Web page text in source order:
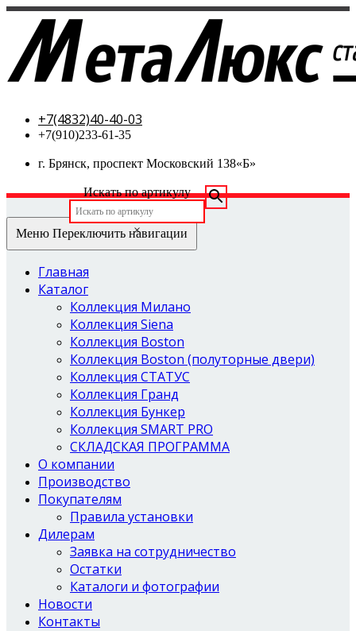
+7(4832)40-40-03
+7(910)233-61-35
г. Брянск, проспект Московский 138«Б»
Искать по артикулу
×
Меню Переключить навигации
Главная
Каталог
Коллекция Милано
Коллекция Siena
Коллекция Boston
Коллекция Boston (полуторные двери)
Коллекция СТАТУС
Коллекция Гранд
Коллекция Бункер
Коллекция SMART PRO
СКЛАДСКАЯ ПРОГРАММА
О компании
Производство
Покупателям
Правила установки
Дилерам
Заявка на сотрудничество
Остатки
Каталоги и фотографии
Новости
Контакты